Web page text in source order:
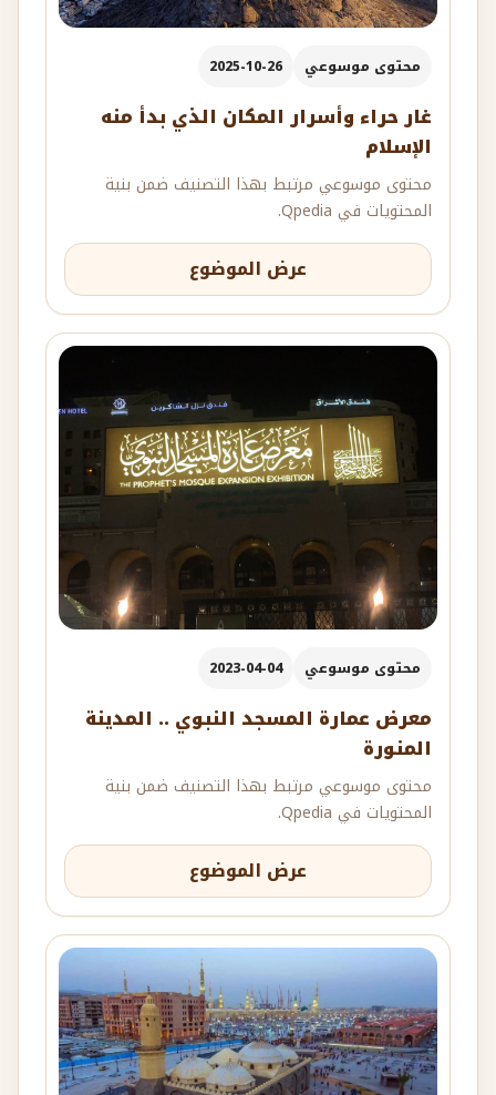
محتوى موسوعي 2025-10-26
غار حراء وأسرار المكان الذي بدأ منه
الإسلام
محتوى موسوعي مرتبط بهذا التصنيف ضمن بنية
المحتويات في Qpedia.
عرض الموضوع
محتوى موسوعي 2023-04-04
معرض عمارة المسجد النبوي .. المدينة
المنورة
محتوى موسوعي مرتبط بهذا التصنيف ضمن بنية
المحتويات في Qpedia.
عرض الموضوع